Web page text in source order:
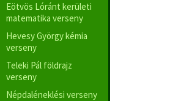
Eötvös Lóránt kerületi
matematika verseny
Hevesy György kémia
verseny
Teleki Pál földrajz
verseny
Népdaléneklési verseny